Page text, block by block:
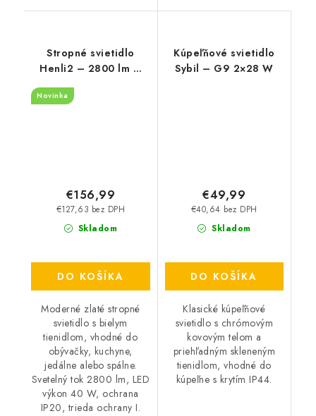
Stropné svietidlo
Henli2 – 2800 lm –
Novinka
Skladom
€127,63 bez DPH
€156,99
DO KOŠÍKA
Moderné zlaté stropné
svietidlo s bielym
tienidlom, vhodné do
obývačky, kuchyne,
jedálne alebo spálne.
Svetelný tok 2800 lm, LED
výkon 40 W, ochrana
IP20, trieda ochrany I.
Kúpeľňové svietidlo
Sybil – G9 2×28 W
Skladom
€40,64 bez DPH
€49,99
DO KOŠÍKA
Klasické kúpeľňové
svietidlo s chrómovým
kovovým telom a
priehľadným skleneným
tienidlom, vhodné do
kúpeľne s krytím IP44.